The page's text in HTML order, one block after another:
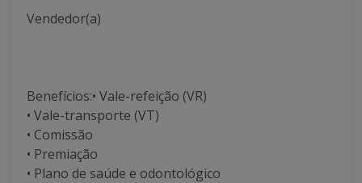
Vendedor(a)
Benefícios:• Vale-refeição (VR)
• Vale-transporte (VT)
• Comissão
• Premiação
• Plano de saúde e odontológico